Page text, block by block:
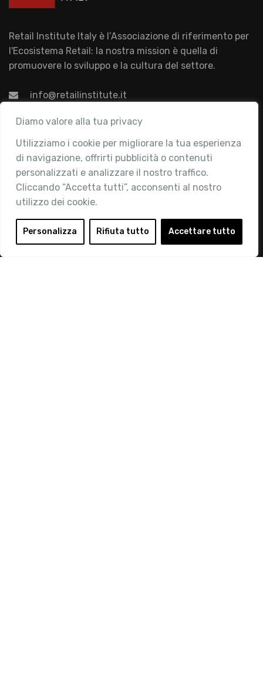
Diamo valore alla tua privacy
Utilizziamo i cookie per migliorare la tua esperienza
di navigazione, offrirti pubblicità o contenuti
personalizzati e analizzare il nostro traffico.
Cliccando “Accetta tutti”, acconsenti al nostro
utilizzo dei cookie.
Personalizza Rifiuta tutto Accettare tutto
Retail Institute Italy è l’Associazione di riferimento per
l'Ecosistema Retail: la nostra mission è quella di
promuovere lo sviluppo e la cultura del settore.
info@retailinstitute.it
Associazione
Chi siamo
Attività
Contatti
Area Riservata
Login
Diventa Socio